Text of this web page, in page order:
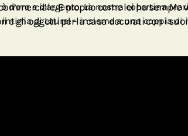
E proprio come lei ha sempre
e gli oggetti per la casa decorati con i
d’oro e d’argento. La nostra copertina
intima di Laurel – insieme a una coppia di